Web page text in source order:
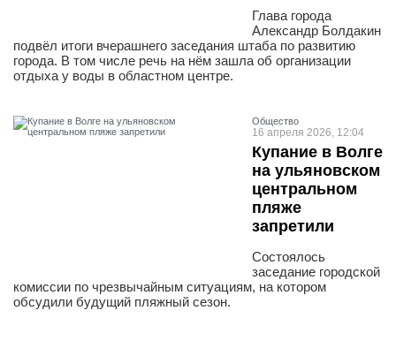
Глава города
Александр Болдакин
подвёл итоги вчерашнего заседания штаба по развитию
города. В том числе речь на нём зашла об организации
отдыха у воды в областном центре.
Общество
16 апреля 2026, 12:04
Купание в Волге
на ульяновском
центральном
пляже
запретили
Состоялось
заседание городской
комиссии по чрезвычайным ситуациям, на котором
обсудили будущий пляжный сезон.